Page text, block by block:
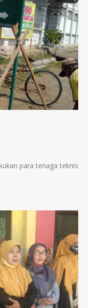
para tenaga teknis